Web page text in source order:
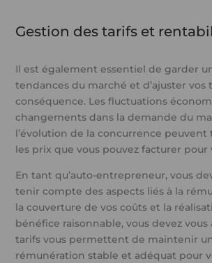
Gestion des tarifs et
Il est également essentiel de garder
tendances du marché et d’ajuster vos
conséquence. Les fluctuations
changements dans la demande du
l’évolution de la concurrence peuvent
les prix que vous pouvez facturer pour
En tant qu’auto-entrepreneur, vous
tenir compte des aspects liés à la
la couverture de vos coûts et la
bénéfice raisonnable, vous devez vous
tarifs vous permettent de maintenir
rémunération stable et adéquat pour